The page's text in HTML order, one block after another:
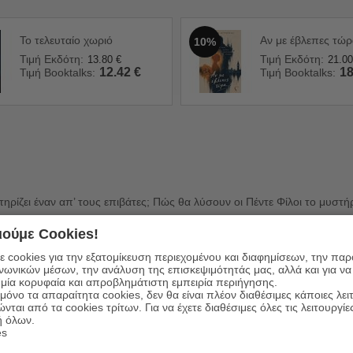
Το τελευταίο χωριό
Τιμή Εκδότη: 13.80 €
Τιμή Booktalks: 12.42 €
10%
Αν με έβλεπες
Τιμή Εκδότη: 21.00
Τιμή Booktalks:
έναν απ’ τους επιβάτες; Πώς θα λύσουν οι Πέντε Φίλοι το
& Κώστας Δαρδανός
Cookies!
cookies για την εξατομίκευση περιεχομένου και διαφημίσεων, την
μέσων, την ανάλυση της επισκεψιμότητάς μας, αλλά και για
κορυφαία και απροβλημάτιστη εμπειρία περιήγησης.
τα απαραίτητα cookies, δεν θα είναι πλέον διαθέσιμες κάποιες
από τα cookies τρίτων. Για να έχετε διαθέσιμες όλες τις
όλων.